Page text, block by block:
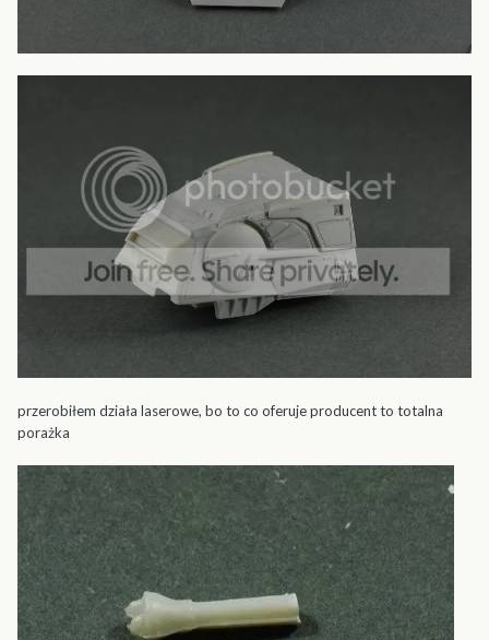
przerobiłem działa laserowe, bo to co oferuje producent to totalna
porażka